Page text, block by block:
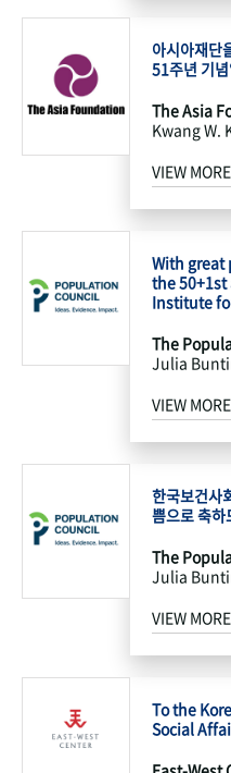
아시아재단
51주년 기
The Asia
Kwang W.
VIEW MORE
With great
the
Institute
The
Julia
VIEW MORE
한국보건사
쁨으로 축하
The
Julia
VIEW MORE
To the
Social